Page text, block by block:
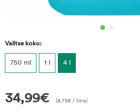
Valitse koko:
750 ml 1 l 4 l
34,99€ (8,75€ / litra)